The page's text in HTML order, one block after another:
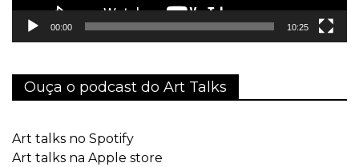
00:00 10:25
Ouça o podcast do Art Talks
Art talks no Spotify
Art talks na Apple store